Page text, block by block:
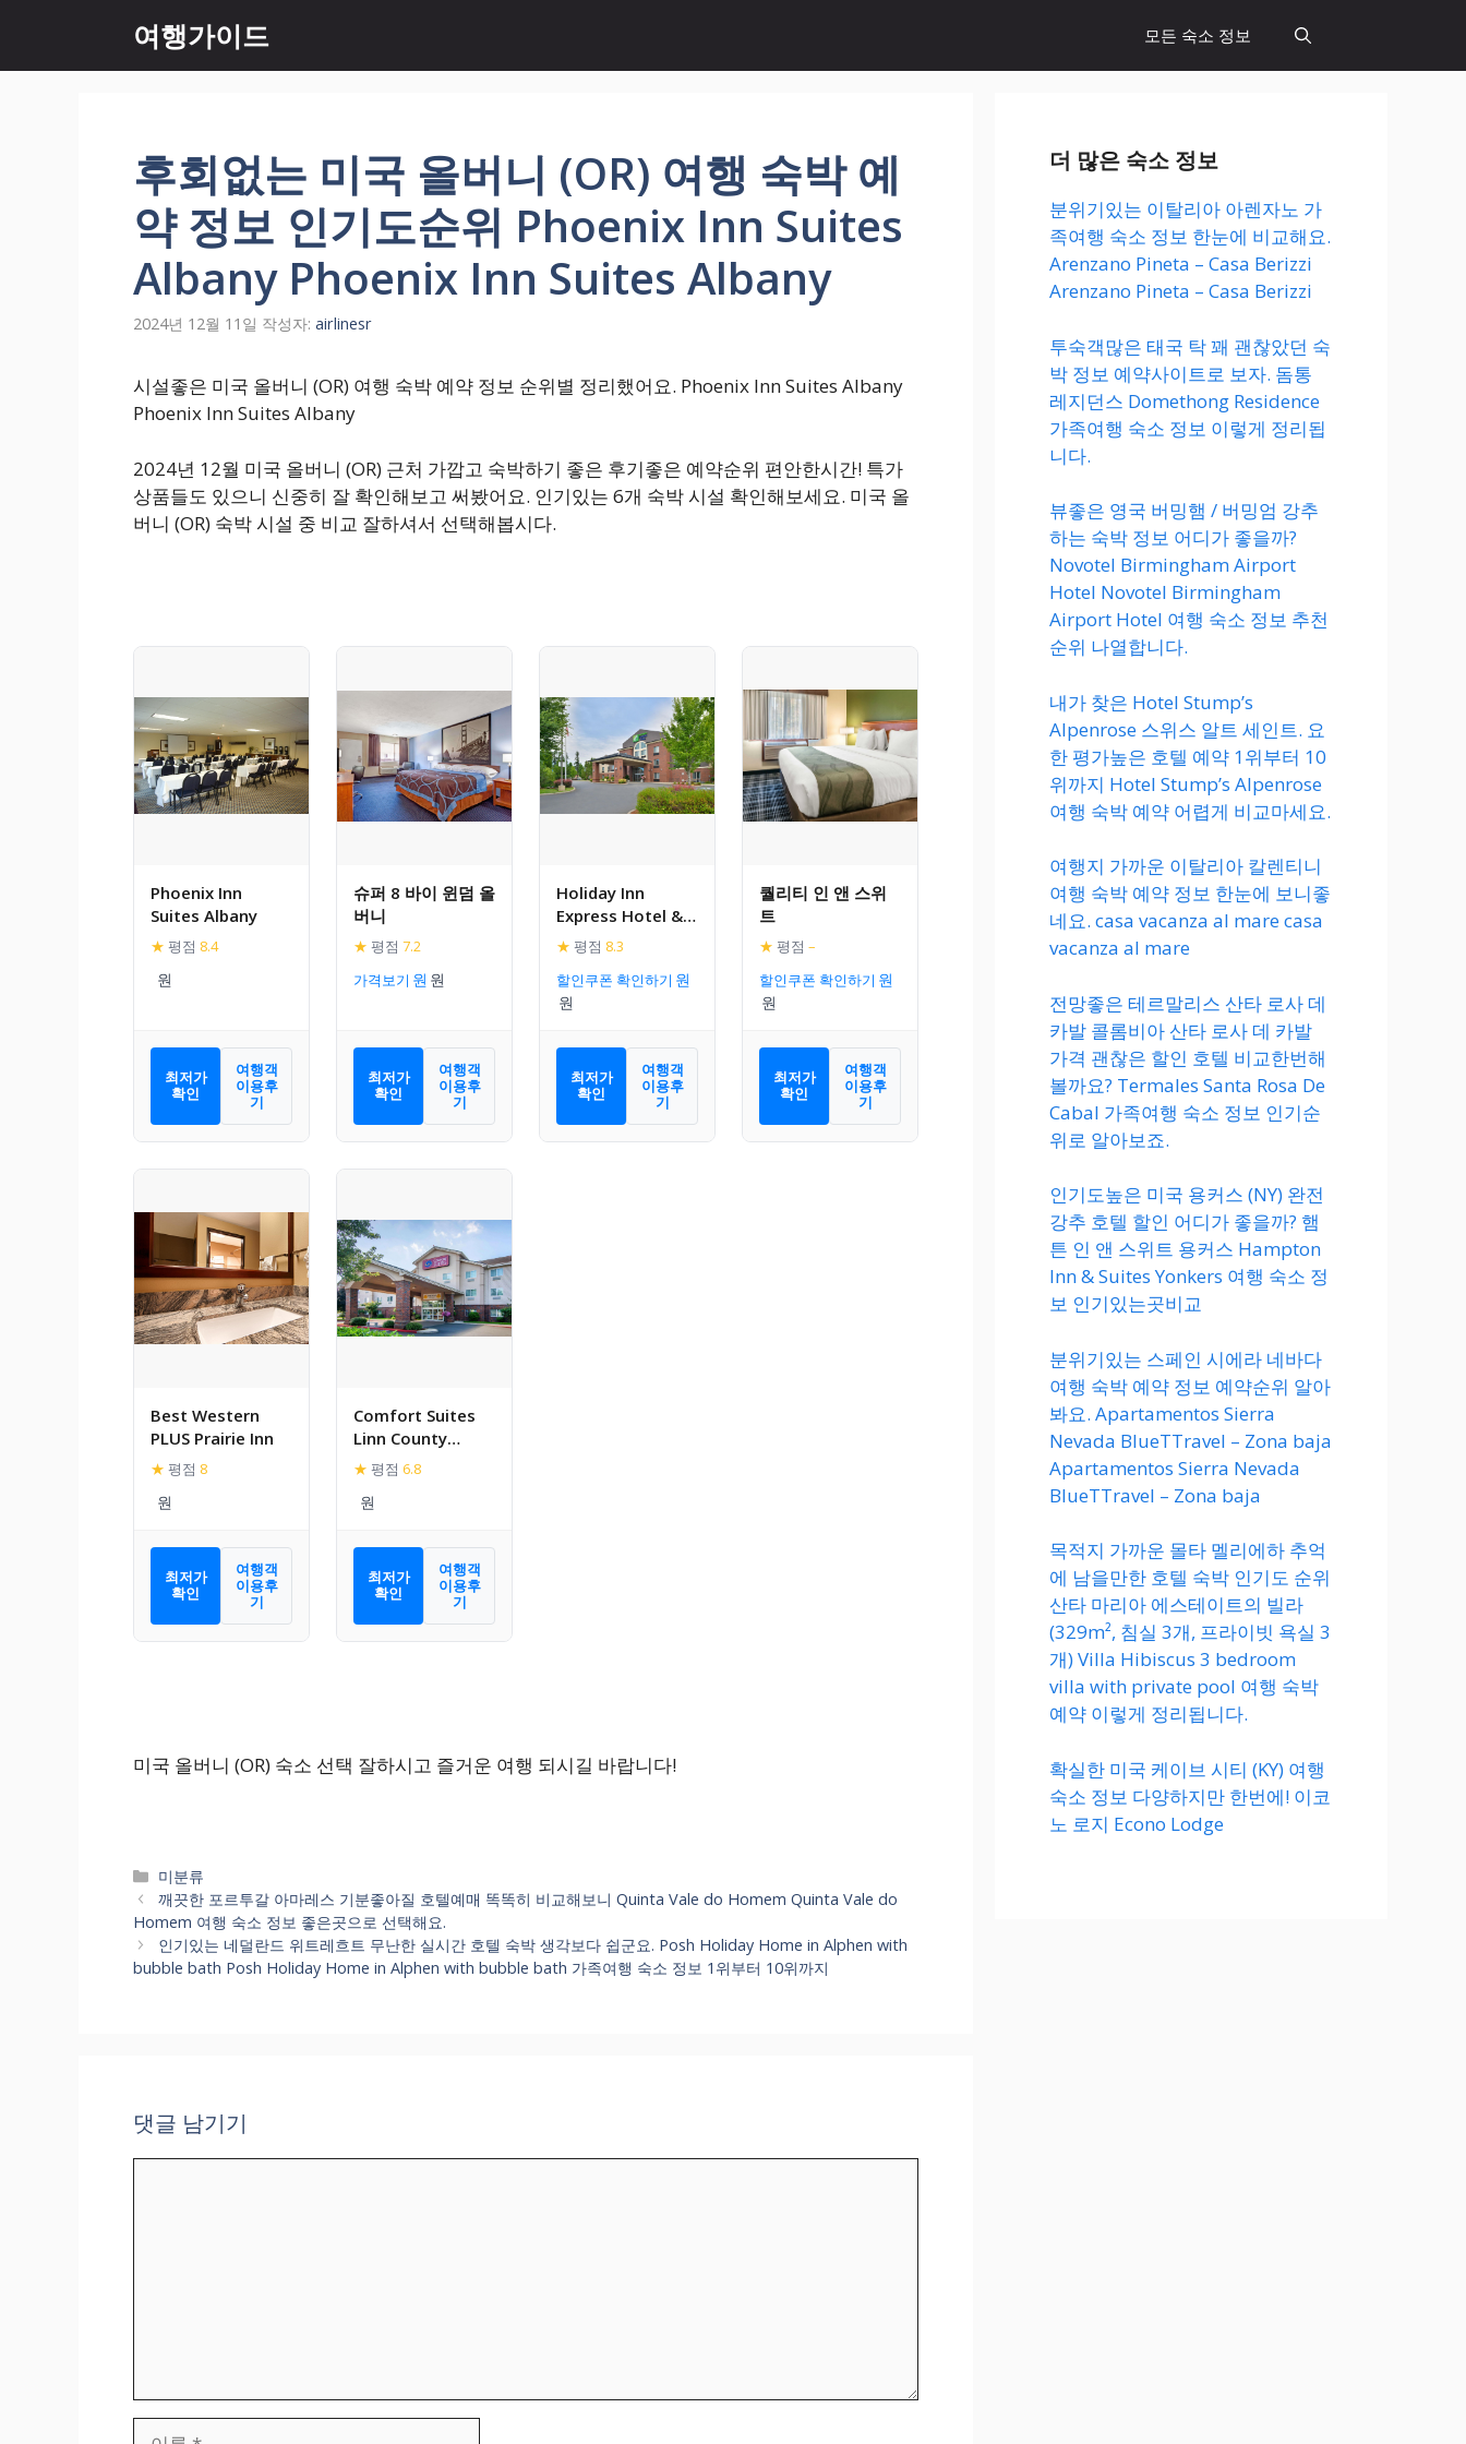
츠
여행가이드 모든 숙소 정보
후회없는 미국 올버니 (OR) 여행 숙박 예
약 정보 인기도순위 Phoenix Inn Suites
Albany Phoenix Inn Suites Albany
2024년 12월 11일 작성자: airlinesr
시설좋은 미국 올버니 (OR) 여행 숙박 예약 정보 순위별 정리했어요. Phoenix Inn Suites Albany
Phoenix Inn Suites Albany
2024년 12월 미국 올버니 (OR) 근처 가깝고 숙박하기 좋은 후기좋은 예약순위 편안한시간! 특가
상품들도 있으니 신중히 잘 확인해보고 써봤어요. 인기있는 6개 숙박 시설 확인해보세요. 미국 올
버니 (OR) 숙박 시설 중 비교 잘하셔서 선택해봅시다.
Phoenix Inn
Suites Albany
★ 평점 8.4
최저가
확인
여행객
이용후
기
슈퍼 8 바이 윈덤 올
버니
★ 평점 7.2
가격보기
최저가
확인
여행객
이용후
기
Holiday Inn
Express Hotel &
Suites Albany
★ 평점 8.3
할인쿠폰 확인하기
최저가
확인
여행객
이용후
기
퀄리티 인 앤 스위
트
★ 평점 –
할인쿠폰 확인하기
최저가
확인
여행객
이용후
기
Best Western
PLUS Prairie Inn
★ 평점 8
최저가
확인
여행객
이용후
기
Comfort Suites
Linn County
Fairground and
Expo
★ 평점 6.8
최저가
확인
여행객
이용후
기
미국 올버니 (OR) 숙소 선택 잘하시고 즐거운 여행 되시길 바랍니다!
카
테
고
리
미분류
깨끗한 포르투갈 아마레스 기분좋아질 호텔예매 똑똑히 비교해보니 Quinta Vale do Homem Quinta Vale do
Homem 여행 숙소 정보 좋은곳으로 선택해요.
인기있는 네덜란드 위트레흐트 무난한 실시간 호텔 숙박 생각보다 쉽군요. Posh Holiday Home in Alphen with
bubble bath Posh Holiday Home in Alphen with bubble bath 가족여행 숙소 정보 1위부터 10위까지
댓글 남기기
더 많은 숙소 정보
분위기있는 이탈리아 아렌자노 가
족여행 숙소 정보 한눈에 비교해요.
Arenzano Pineta – Casa Berizzi
Arenzano Pineta – Casa Berizzi
투숙객많은 태국 탁 꽤 괜찮았던 숙
박 정보 예약사이트로 보자. 돔통
레지던스 Domethong Residence
가족여행 숙소 정보 이렇게 정리됩
니다.
뷰좋은 영국 버밍햄 / 버밍엄 강추
하는 숙박 정보 어디가 좋을까?
Novotel Birmingham Airport
Hotel Novotel Birmingham
Airport Hotel 여행 숙소 정보 추천
순위 나열합니다.
내가 찾은 Hotel Stump’s
Alpenrose 스위스 알트 세인트. 요
한 평가높은 호텔 예약 1위부터 10
위까지 Hotel Stump’s Alpenrose
여행 숙박 예약 어렵게 비교마세요.
여행지 가까운 이탈리아 칼렌티니
여행 숙박 예약 정보 한눈에 보니좋
네요. casa vacanza al mare casa
vacanza al mare
전망좋은 테르말리스 산타 로사 데
카발 콜롬비아 산타 로사 데 카발
가격 괜찮은 할인 호텔 비교한번해
볼까요? Termales Santa Rosa De
Cabal 가족여행 숙소 정보 인기순
위로 알아보죠.
인기도높은 미국 용커스 (NY) 완전
강추 호텔 할인 어디가 좋을까? 햄
튼 인 앤 스위트 용커스 Hampton
Inn & Suites Yonkers 여행 숙소 정
보 인기있는곳비교
분위기있는 스페인 시에라 네바다
여행 숙박 예약 정보 예약순위 알아
봐요. Apartamentos Sierra
Nevada BlueTTravel – Zona baja
Apartamentos Sierra Nevada
BlueTTravel – Zona baja
목적지 가까운 몰타 멜리에하 추억
에 남을만한 호텔 숙박 인기도 순위
산타 마리아 에스테이트의 빌라
(329m², 침실 3개, 프라이빗 욕실 3
개) Villa Hibiscus 3 bedroom
villa with private pool 여행 숙박
예약 이렇게 정리됩니다.
확실한 미국 케이브 시티 (KY) 여행
숙소 정보 다양하지만 한번에! 이코
노 로지 Econo Lodge